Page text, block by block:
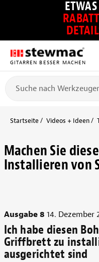
GITARREN BESSER MACHEN
Startseite Videos + Ideen
Machen Sie
Installieren von
Ausgabe 8 14. Dezember
Ich habe diesen
Griffbrett zu
ausgerichtet sind